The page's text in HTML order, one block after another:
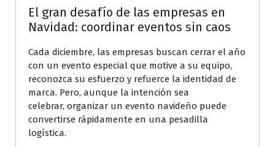
El gran desafío de las empresas en
Navidad: coordinar eventos sin caos
Cada diciembre, las empresas buscan cerrar el año
con un evento especial que motive a su equipo,
reconozca su esfuerzo y refuerce la identidad de
marca. Pero, aunque la intención sea
celebrar, organizar un evento navideño puede
convertirse rápidamente en una pesadilla
logística.